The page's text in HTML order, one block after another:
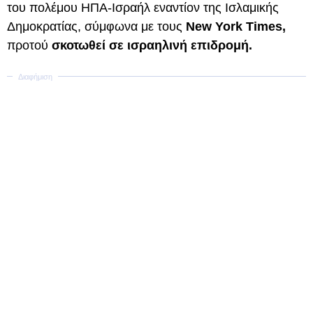
του πολέμου ΗΠΑ-Ισραήλ εναντίον της Ισλαμικής
Δημοκρατίας, σύμφωνα με τους New York Times,
προτού σκοτωθεί σε ισραηλινή επιδρομή.